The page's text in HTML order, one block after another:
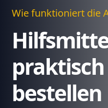
Wie funktioniert die
bestellen